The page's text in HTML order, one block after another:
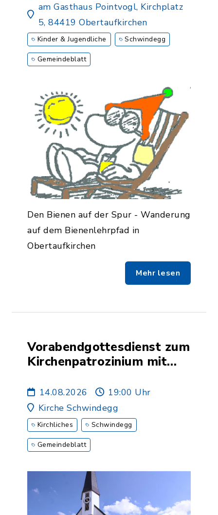
am Gasthaus Pointvogl, Kirchplatz
5, 84419 Obertaufkirchen
Kinder & Jugendliche Schwindegg
Gemeindeblatt
Den Bienen auf der Spur - Wanderung
auf dem Bienenlehrpfad in
Obertaufkirchen
Mehr lesen
Vorabendgottesdienst zum
Kirchenpatrozinium mit
Kräuterbuschen
14.08.2026
19:00 Uhr
Kirche Schwindegg
Kirchliches Schwindegg
Gemeindeblatt